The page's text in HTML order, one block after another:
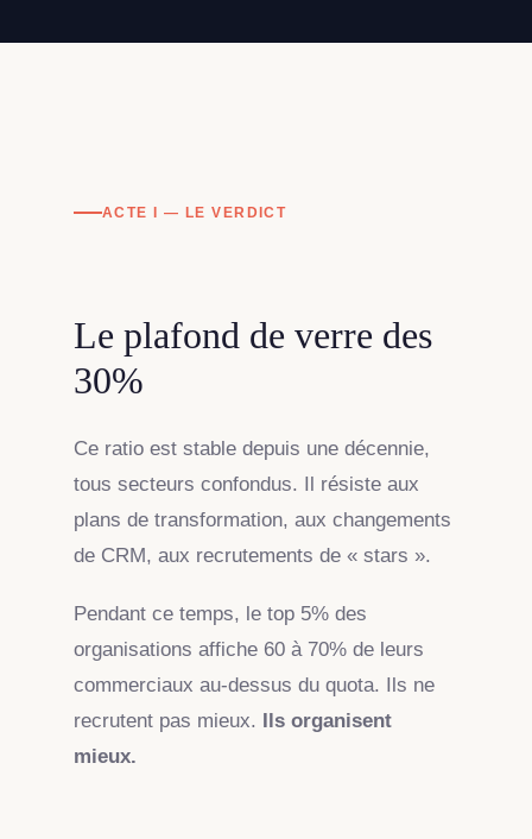
ACTE I — LE VERDICT
Le plafond de verre des
30%
Ce ratio est stable depuis une décennie,
tous secteurs confondus. Il résiste aux
plans de transformation, aux changements
de CRM, aux recrutements de « stars ».
Pendant ce temps, le top 5% des
organisations affiche 60 à 70% de leurs
commerciaux au-dessus du quota. Ils ne
recrutent pas mieux. Ils organisent
mieux.